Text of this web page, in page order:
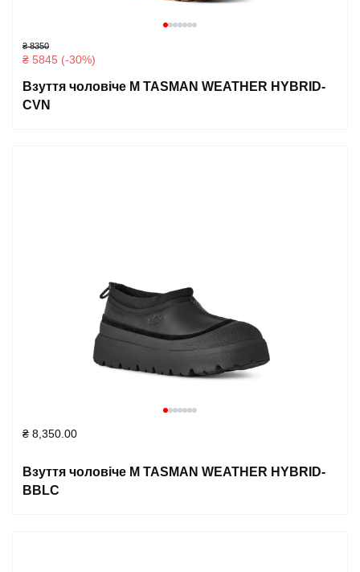
₴ 8350
₴ 5845 (-30%)
Взуття чоловіче M TASMAN WEATHER HYBRID-
CVN
₴ 8,350.00
Взуття чоловіче M TASMAN WEATHER HYBRID-
BBLC